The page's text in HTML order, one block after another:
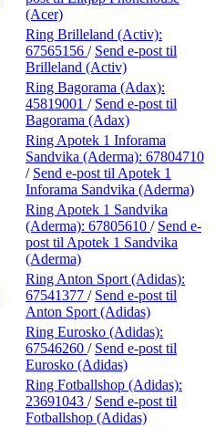
(Acer)
Ring Brilleland (Activ):
67565156 / Send e-post til
Brilleland (Activ)
Ring Bagorama (Adax):
45819001 / Send e-post til
Bagorama (Adax)
Ring Apotek 1 Inforama
Sandvika (Aderma): 67804710
/ Send e-post til Apotek 1
Inforama Sandvika (Aderma)
Ring Apotek 1 Sandvika
(Aderma): 67805610 / Send e-
post til Apotek 1 Sandvika
(Aderma)
Ring Anton Sport (Adidas):
67541377 / Send e-post til
Anton Sport (Adidas)
Ring Eurosko (Adidas):
67546260 / Send e-post til
Eurosko (Adidas)
Ring Fotballshop (Adidas):
23691043 / Send e-post til
Fotballshop (Adidas)